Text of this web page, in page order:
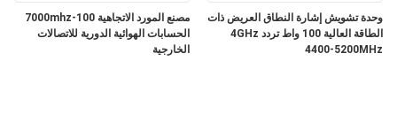
مصنع المورد الاتجاهية 100-7000mhz
الحسابات الهوائية الدورية للاتصالات
الخارجية
وحدة تشويش إشارة النطاق العريض ذات
الطاقة العالية 100 واط تردد 4GHz
4400-5200MHz